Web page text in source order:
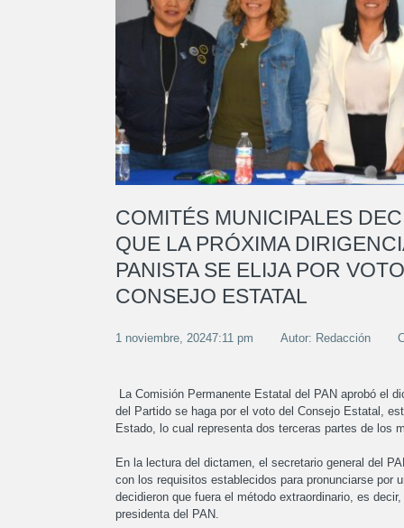
COMITÉS MUNICIPALES
QUE LA PRÓXIMA
PANISTA SE ELIJA POR
CONSEJO ESTATAL
1 noviembre, 20247:11 pm Autor: Redacción
La Comisión Permanente Estatal del PAN aprobó el
del Partido se haga por el voto del Consejo Estatal,
Estado, lo cual representa dos terceras partes de los
En la lectura del dictamen, el secretario general del
con los requisitos establecidos para pronunciarse por
decidieron que fuera el método extraordinario, es
presidenta del PAN.